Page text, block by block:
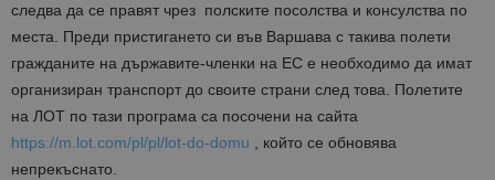
следва да се правят чрез полските посолства и консулства по
места. Преди пристигането си във Варшава с такива полети
гражданите на държавите-членки на ЕС е необходимо да имат
организиран транспорт до своите страни след това. Полетите
на ЛОТ по тази програма са посочени на сайта
https://m.lot.com/pl/pl/lot-do-domu , който се обновява
непрекъснато.